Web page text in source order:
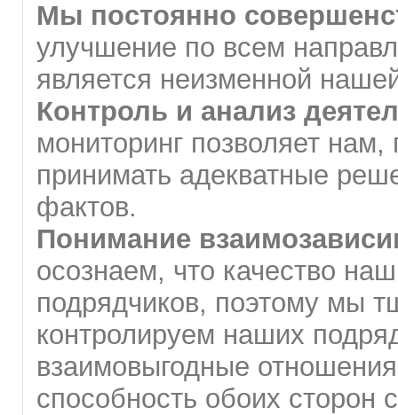
Мы постоянно
улучшение по всем
является неизменной
Контроль и анализ
мониторинг позволяет
принимать адекватные
фактов.
Понимание
осознаем, что качество
подрядчиков, поэтому мы
контролируем наших
взаимовыгодные
способность обоих сторон